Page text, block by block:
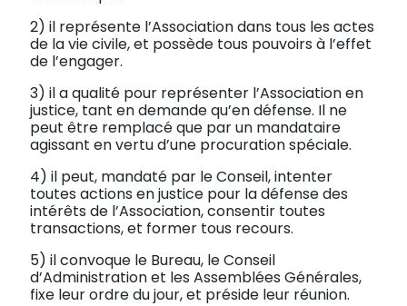
2) il représente l’Association dans tous les actes
de la vie civile, et possède tous pouvoirs à l’effet
de l’engager.
3) il a qualité pour représenter l’Association en
justice, tant en demande qu’en défense. Il ne
peut être remplacé que par un mandataire
agissant en vertu d’une procuration spéciale.
4) il peut, mandaté par le Conseil, intenter
toutes actions en justice pour la défense des
intérêts de l’Association, consentir toutes
transactions, et former tous recours.
5) il convoque le Bureau, le Conseil
d’Administration et les Assemblées Générales,
fixe leur ordre du jour, et préside leur réunion.